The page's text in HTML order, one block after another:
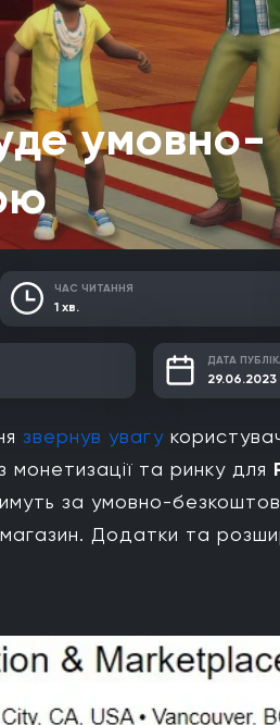
умовно-
ЧАС ЧИТАННЯ
1 хв.
ДАТА
29.06.2023
звернув увагу
монетизації та ринку для
за умовно-
магазин. Додатки та